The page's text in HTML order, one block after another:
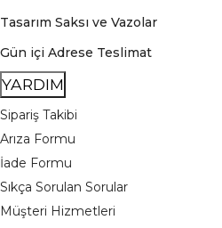
Tasarım Saksı ve Vazolar
Gün içi Adrese Teslimat
YARDIM
Sipariş Takibi
Arıza Formu
İade Formu
Sıkça Sorulan Sorular
Müşteri Hizmetleri